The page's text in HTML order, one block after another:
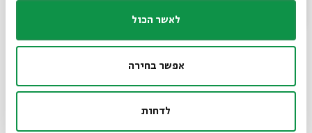
לאשר הכול
אפשר בחירה
לדחות